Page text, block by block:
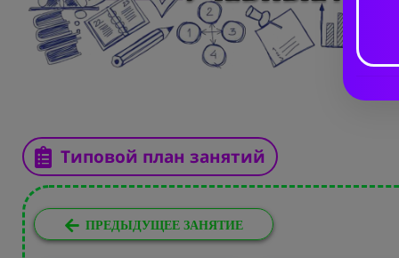
Типовой план занятий
ПРЕДЫДУЩЕЕ ЗАНЯТИЕ